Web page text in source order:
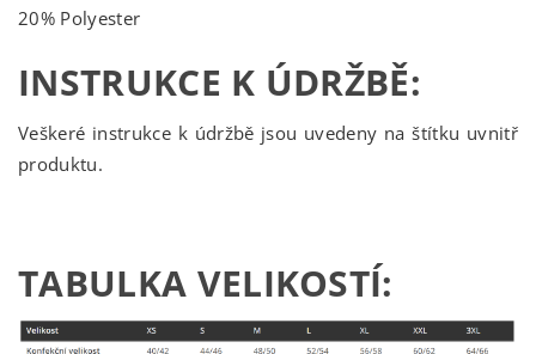
20% Polyester
INSTRUKCE K ÚDRŽBĚ:
Veškeré instrukce k údržbě jsou uvedeny na štítku uvnitř
produktu.
TABULKA VELIKOSTÍ: